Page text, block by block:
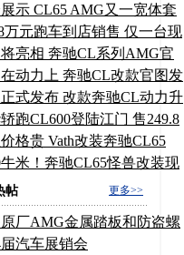
示 CL65 AMG又一宽体套
万元跑车到店销售 仅一台现
亮相 奔驰CL系列AMG官
动力上 奔驰CL改款官图发
式发布 改款奔驰CL动力升
跑CL600登陆江门 售249.8
格贵 Vath改装奔驰CL65
米！奔驰CL65怪兽改装现
更多>>
帖
厂AMG金属踏板和防盗螺
业汽车展销会